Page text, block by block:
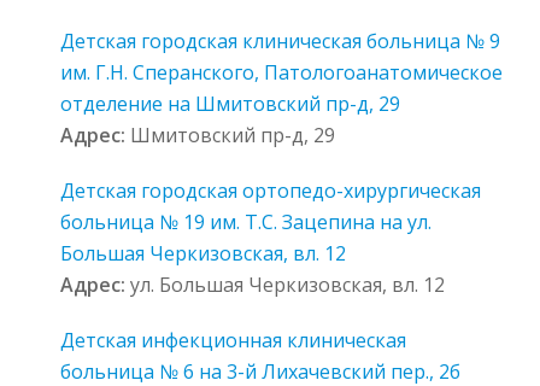
Детская городская клиническая больница № 9
им. Г.Н. Сперанского, Патологоанатомическое
отделение на Шмитовский пр-д, 29
Адрес: Шмитовский пр-д, 29
Детская городская ортопедо-хирургическая
больница № 19 им. Т.С. Зацепина на ул.
Большая Черкизовская, вл. 12
Адрес: ул. Большая Черкизовская, вл. 12
Детская инфекционная клиническая
больница № 6 на 3-й Лихачевский пер., 2б